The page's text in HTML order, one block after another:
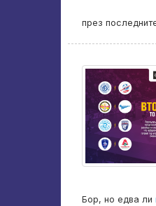
през
Бор, но едва ли